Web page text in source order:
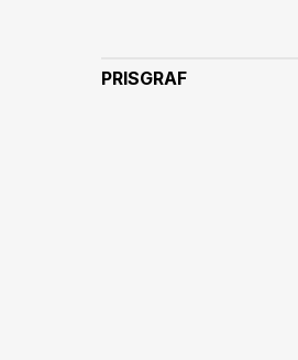
PRISGRAF